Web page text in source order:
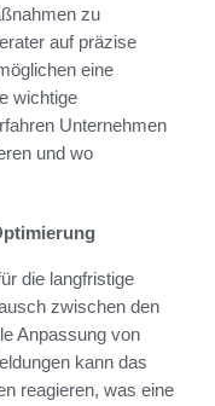
zu
auf präzise
eine
wichtige
Unternehmen
und wo
die langfristige
zwischen den
Anpassung von
kann das
reagieren, was eine